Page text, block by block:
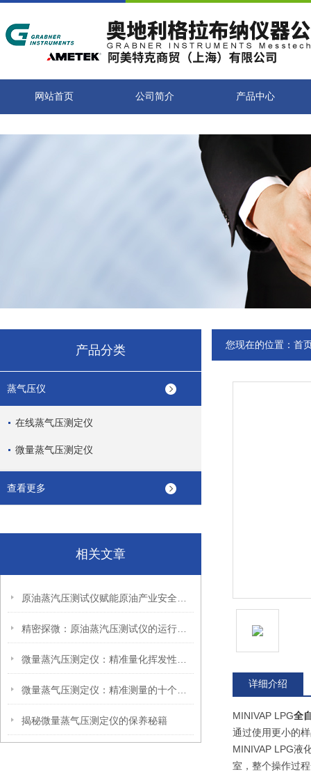
网站首页 公司简介 产品中心
产品分类
蒸气压仪
在线蒸气压测定仪
微量蒸气压测定仪
查看更多
相关文章
揭秘微量蒸气压测定仪的保养秘籍
您现在的位置： 首
详细介绍
MINIVAP LPG全
通过使用更小的
MINIVAP LPG液
室，整个操作过